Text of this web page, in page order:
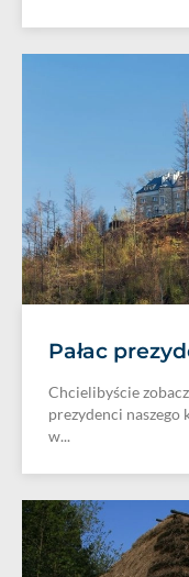
Pałac
Chcielibyście
prezydenci naszego
w...